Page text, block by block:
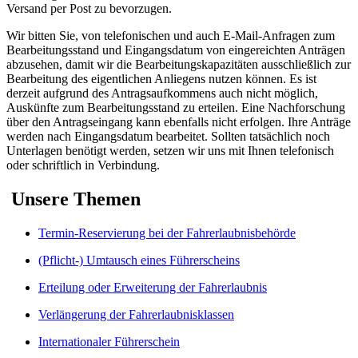
Versand per Post zu bevorzugen.
Wir bitten Sie, von telefonischen und auch E-Mail-Anfragen zum
Bearbeitungsstand und Eingangsdatum von eingereichten Anträgen
abzusehen, damit wir die Bearbeitungskapazitäten ausschließlich zur
Bearbeitung des eigentlichen Anliegens nutzen können. Es ist
derzeit aufgrund des Antragsaufkommens auch nicht möglich,
Auskünfte zum Bearbeitungsstand zu erteilen. Eine Nachforschung
über den Antragseingang kann ebenfalls nicht erfolgen. Ihre Anträge
werden nach Eingangsdatum bearbeitet. Sollten tatsächlich noch
Unterlagen benötigt werden, setzen wir uns mit Ihnen telefonisch
oder schriftlich in Verbindung.
Unsere Themen
Termin-Reservierung bei der Fahrerlaubnisbehörde
(Pflicht-) Umtausch eines Führerscheins
Erteilung oder Erweiterung der Fahrerlaubnis
Verlängerung der Fahrerlaubnisklassen
Internationaler Führerschein